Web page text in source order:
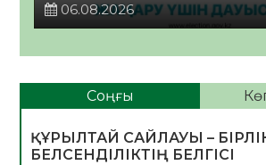
06.08.2026
Соңғы
ҚҰРЫЛТАЙ САЙЛАУЫ –
БЕЛСЕНДІЛІКТІҢ БЕЛГІСІ